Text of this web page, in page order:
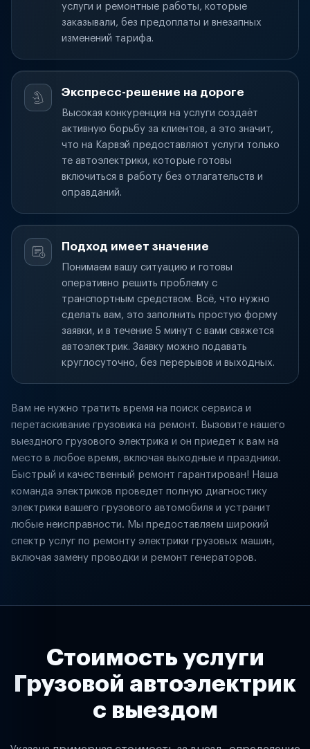
услуги и ремонтные работы, которые
заказывали, без предоплаты и внезапных
изменений тарифа.
Экспресс-решение на дороге
Высокая конкуренция на услуги создаёт
активную борьбу за клиентов, а это значит,
что на Карвэй предоставляют услуги только
те автоэлектрики, которые готовы
включиться в работу без отлагательств и
оправданий.
Подход имеет значение
Понимаем вашу ситуацию и готовы
оперативно решить проблему с
транспортным средством. Всё, что нужно
сделать вам, это заполнить простую форму
заявки, и в течение 5 минут с вами свяжется
автоэлектрик. Заявку можно подавать
круглосуточно, без перерывов и выходных.
Вам не нужно тратить время на поиск сервиса и
перетаскивание грузовика на ремонт. Вызовите нашего
выездного грузового электрика и он приедет к вам на
место в любое время, включая выходные и праздники.
Быстрый и качественный ремонт гарантирован! Наша
команда электриков проведет полную диагностику
электрики вашего грузового автомобиля и устранит
любые неисправности. Мы предоставляем широкий
спектр услуг по ремонту электрики грузовых машин,
включая замену проводки и ремонт генераторов.
Стоимость услуги
Грузовой автоэлектрик
с выездом